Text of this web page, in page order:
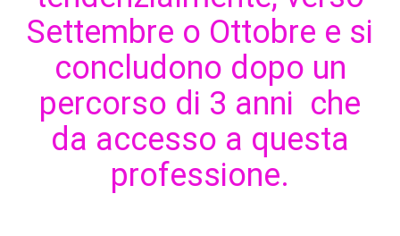
Settembre o Ottobre e si
concludono dopo un
percorso di 3 anni che
da accesso a questa
professione.